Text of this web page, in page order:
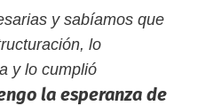
y sabíamos que
lo
y lo cumplió
la esperanza de